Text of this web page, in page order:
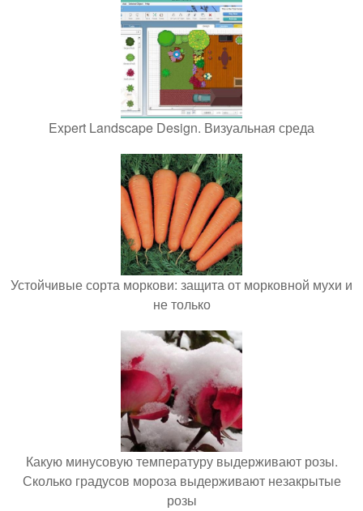
Expert Landscape Design. Визуальная среда
Устойчивые сорта моркови: защита от морковной мухи и
не только
Какую минусовую температуру выдерживают розы.
Сколько градусов мороза выдерживают незакрытые
розы